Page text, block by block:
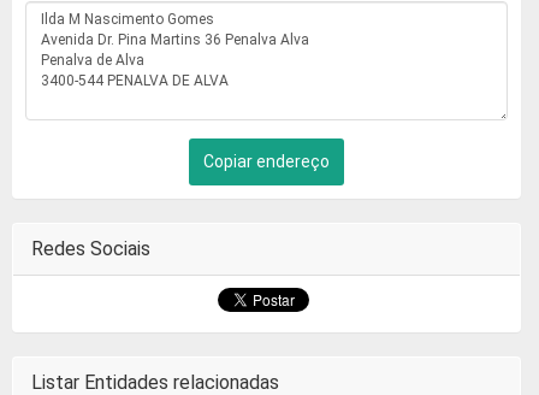
Copiar endereço
Redes Sociais
Listar Entidades relacionadas